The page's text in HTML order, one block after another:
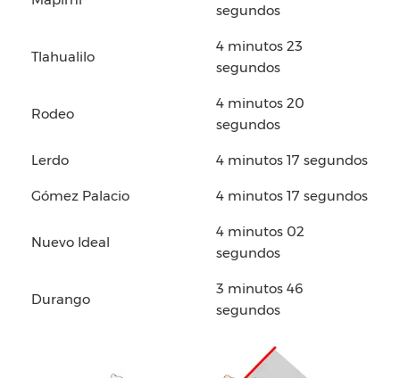
segundos
Tlahualilo
4 minutos 23
segundos
Rodeo
4 minutos 20
segundos
Lerdo 4 minutos 17 segundos
Gómez Palacio 4 minutos 17 segundos
Nuevo Ideal
4 minutos 02
segundos
Durango
3 minutos 46
segundos